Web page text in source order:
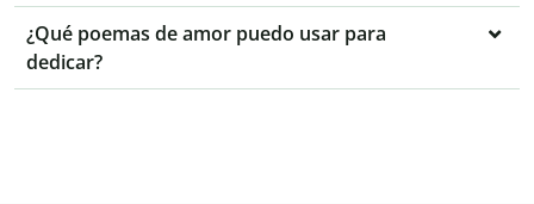
¿Qué poemas de amor puedo usar para
dedicar?